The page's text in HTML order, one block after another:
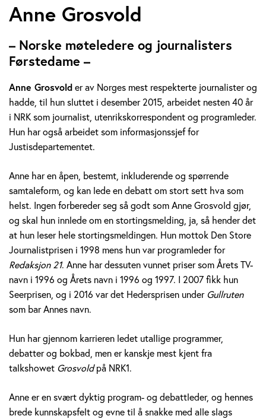
A
n
n
e
G
r
s
v
o
l
d
Anne Grosvold
– Norske møteledere og journalisters
Førstedame –
Anne Grosvolder av Norges mest respekterte journalister og
hadde, til hun sluttet i desember 2015, arbeidet nesten 40 år
i NRK som journalist, utenrikskorrespondent og programleder.
Hun har også arbeidet som informasjonssjef for
Justisdepartementet.
Anne har en åpen, bestemt, inkluderende og spørrende
samtaleform, og kan lede en debatt om stort sett hva som
helst. Ingen forbereder seg så godt som Anne Grosvold gjør,
og skal hun innlede om en stortingsmelding, ja, så hender det
at hun leser hele stortingsmeldingen. Hun mottok Den Store
Journalistprisen i 1998 mens hun var programleder for
Redaksjon 21. Anne har dessuten vunnet priser som Årets TV-
navn i 1996 og Årets navn i 1996 og 1997. I 2007 fikk hun
Seerprisen, og i 2016 var det Hedersprisen underGullruten
som bar Annes navn.
Hun har gjennom karrieren ledet utallige programmer,
debatter og bokbad, men er kanskje mest kjent fra
talkshowet Grosvoldpå NRK1.
Anne er en svært dyktig program- og debattleder, og hennes
brede kunnskapsfelt og evne til å snakke med alle slags